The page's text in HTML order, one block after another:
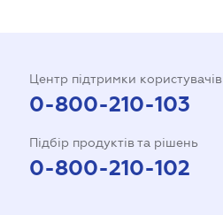
Центр підтримки користувачів
0-800-210-103
Підбір продуктів та рішень
0-800-210-102